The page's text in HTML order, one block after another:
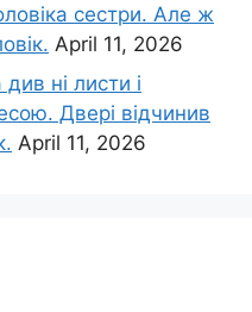
сестри. Але ж
April 11, 2026
ні листи і
Двері відчинив
April 11, 2026